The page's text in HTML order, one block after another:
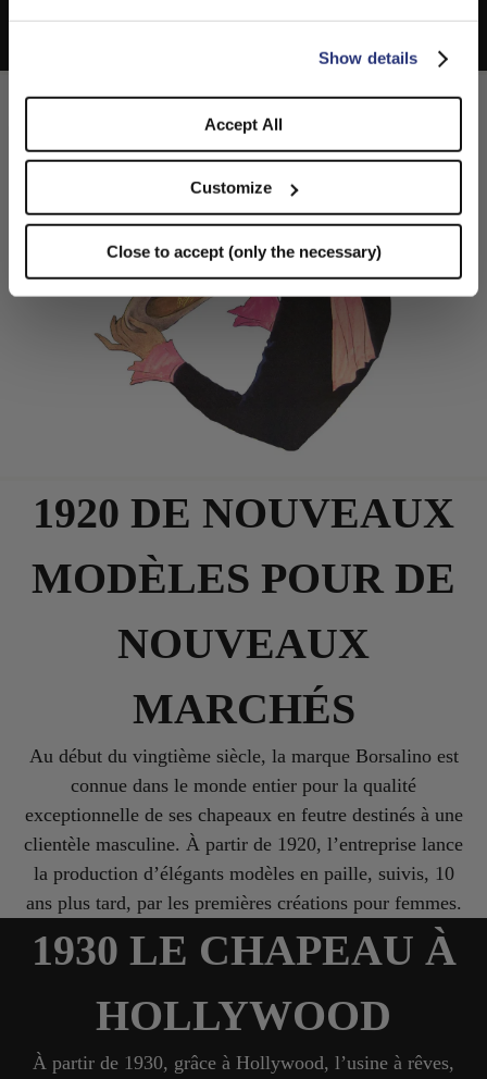
Show details
Accept All
Customize
Close to accept (only the necessary)
STAY HERE
1920 DE NOUVEAUX
MODÈLES POUR DE
NOUVEAUX
MARCHÉS
Au début du vingtième siècle, la marque Borsalino est
connue dans le monde entier pour la qualité
exceptionnelle de ses chapeaux en feutre destinés à une
clientèle masculine. À partir de 1920, l’entreprise lance
la production d’élégants modèles en paille, suivis, 10
ans plus tard, par les premières créations pour femmes.
1930 LE CHAPEAU À
HOLLYWOOD
À partir de 1930, grâce à Hollywood, l’usine à rêves,